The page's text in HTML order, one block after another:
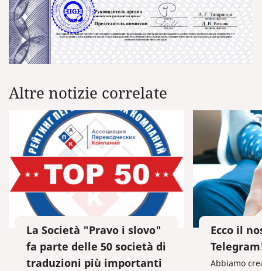
Altre notizie correlate
La Società "Pravo i slovo"
fa parte delle 50 società di
traduzioni più importanti
Ecco il
Abbiamo